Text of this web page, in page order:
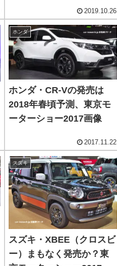
2019.10.26
ホンダ
ホンダ・CR-Vの発売は
2018年春頃予測、東京モ
ーターショー2017画像
2017.11.22
スズキ
スズキ・XBEE（クロスビ
ー）まもなく発売か？東